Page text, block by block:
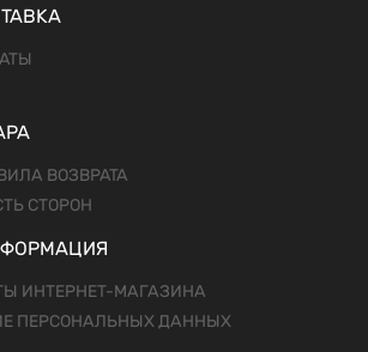
ВОЗВРАТА
СТОРОН
ИНТЕРНЕТ-МАГАЗИНА
ПЕРСОНАЛЬНЫХ ДАННЫХ